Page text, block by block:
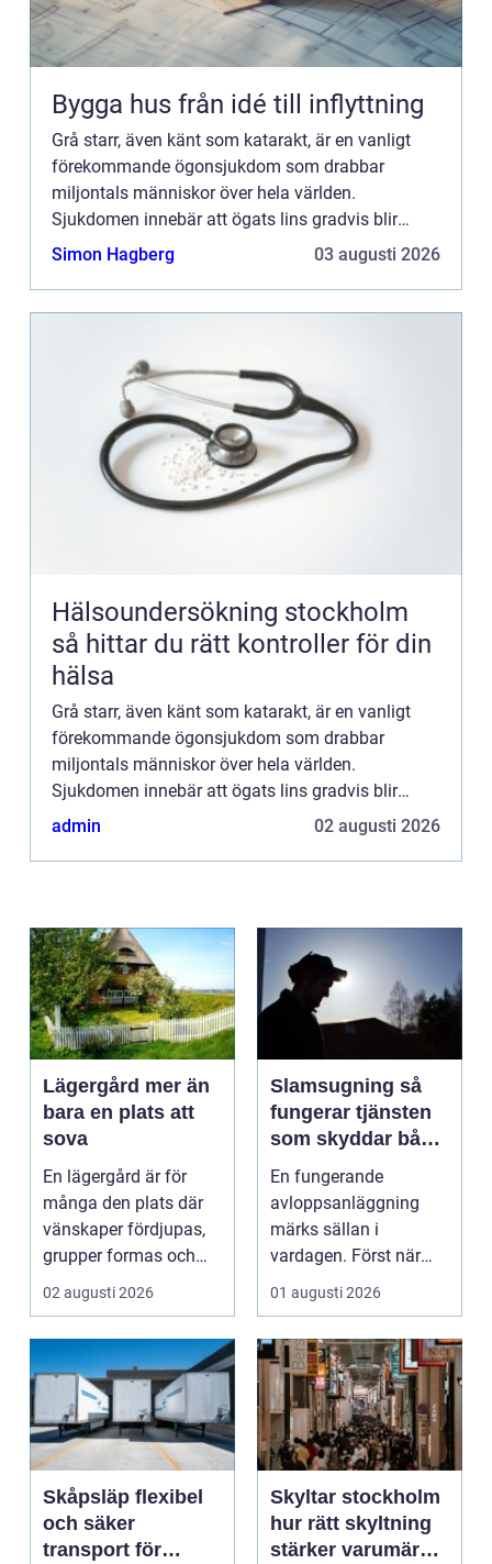
Bygga hus från idé till inflyttning
Grå starr, även känt som katarakt, är en vanligt
förekommande ögonsjukdom som drabbar
miljontals människor över hela världen.
Sjukdomen innebär att ögats lins gradvis blir
grumlig och påve...
Simon Hagberg 03 augusti 2026
Hälsoundersökning stockholm
så hittar du rätt kontroller för din
hälsa
Grå starr, även känt som katarakt, är en vanligt
förekommande ögonsjukdom som drabbar
miljontals människor över hela världen.
Sjukdomen innebär att ögats lins gradvis blir
grumlig och påve...
admin 02 augusti 2026
Lägergård mer än
bara en plats att
sova
En lägergård är för
många den plats där
vänskaper fördjupas,
grupper formas och
viktiga samtal får t...
02 augusti 2026
Slamsugning så
fungerar tjänsten
som skyddar både
hus och miljö
En fungerande
avloppsanläggning
märks sällan i
vardagen. Först när
brunnar svämmar över,
01 augusti 2026
Skåpsläp flexibel
och säker
transport för
Skyltar stockholm
hur rätt skyltning
stärker varumärket